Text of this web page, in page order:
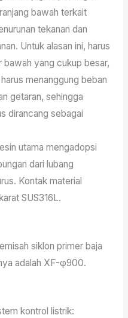
bawah terkait
tekanan dan
Untuk alasan ini, harus
yang cukup besar,
menanggung beban
getaran, sehingga
dirancang sebagai
utama mengadopsi
dari lubang
Kontak material
SUS316L.
siklon primer baja
adalah XF-φ900.
kontrol listrik: